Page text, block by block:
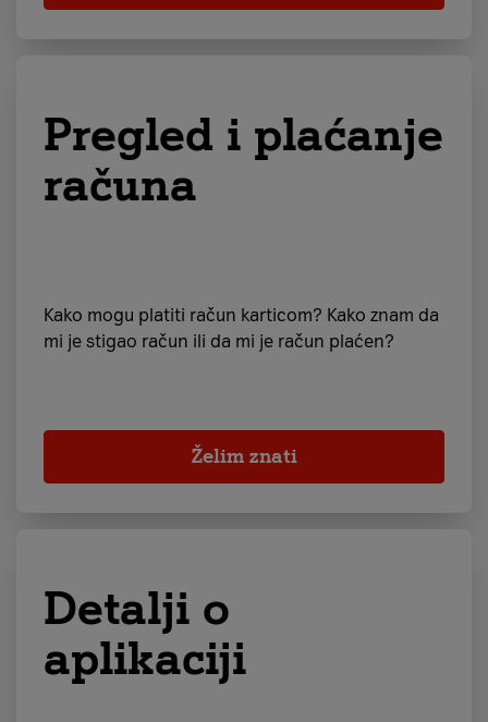
Pregled i plaćanje
računa
Kako mogu platiti račun karticom? Kako znam da
mi je stigao račun ili da mi je račun plaćen?
Želim znati
Detalji o
aplikaciji